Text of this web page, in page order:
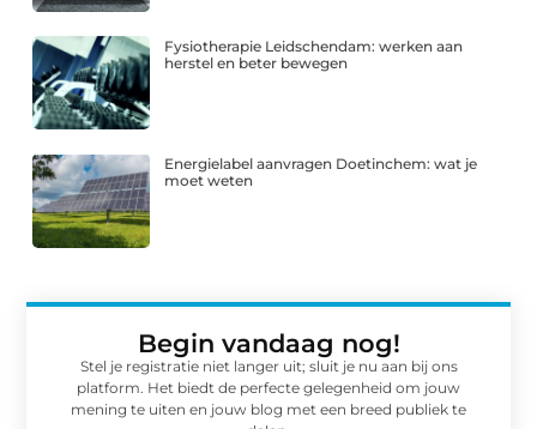
Fysiotherapie Leidschendam: werken aan
herstel en beter bewegen
Energielabel aanvragen Doetinchem: wat je
moet weten
Begin vandaag nog!
Stel je registratie niet langer uit; sluit je nu aan bij ons
platform. Het biedt de perfecte gelegenheid om jouw
mening te uiten en jouw blog met een breed publiek te